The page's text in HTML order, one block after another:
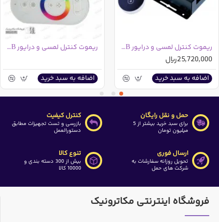
ریموت کنترل لمسی و درایور LED RGB مرغوب
25,720,000ریال
اضافه به سبد خرید
ریموت کنترل لمسی و درایور LED RGB مدل GT666
اضافه به سبد خرید
حمل و نقل رایگان
برای سبد خرید بیشتر از 5
میلیون تومان
کنترل کیفیت
بازرسی و تست تجهیزات مطابق
دستورالعمل
ارسال فوری
تحویل روزانه سفارشات به
شرکت های حمل
تنوع کالا
بیش از 300 دسته بندی و
10000 کالا
فروشگاه اینترنتی مکاترونیک